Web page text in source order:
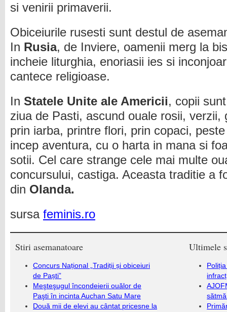
si venirii primaverii.
Obiceiurile rusesti sunt destul de
In Rusia, de Inviere, oamenii merg la
incheie liturghia, enoriasii ies si
cantece religioase.
In Statele Unite ale Americii, copii
ziua de Pasti, ascund ouale rosii, verzii,
prin iarba, printre flori, prin copaci,
incep aventura, cu o harta in mana si
sotii. Cel care strange cele mai multe
concursului, castiga. Aceasta traditie a
din Olanda.
sursa feminis.ro
Stiri asemanatoare
Concurs Național „Tradiții și obiceiuri
de Paști”
Meşteşugul încondeierii ouălor de
Paşti în incinta Auchan Satu Mare
Două mii de elevi au cântat pricesne la
Ultimele